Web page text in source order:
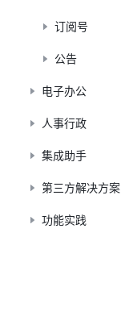
订阅号
公告
电子办公
人事行政
集成助手
第三方解决方案
功能实践